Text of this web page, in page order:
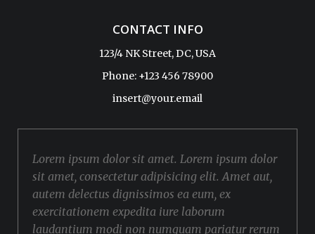
CONTACT INFO
123/4 NK Street, DC, USA
Phone: +123 456 78900
insert@your.email
Lorem ipsum dolor sit amet. Lorem ipsum dolor
sit amet, consectetur adipisicing elit. Amet aut,
autem delectus dignissimos ea eum, ex
exercitationem expedita iure laborum
laudantium modi non numquam pariatur rerum